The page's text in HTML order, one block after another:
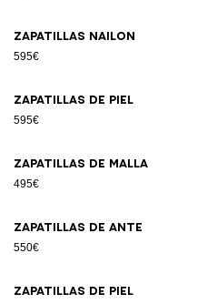
Zapatillas nailon
595€
Zapatillas de piel
595€
Zapatillas de malla
495€
Zapatillas de ante
550€
Zapatillas de piel